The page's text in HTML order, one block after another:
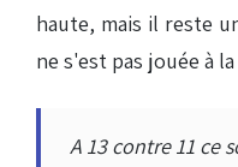
haute, mais il reste
ne s'est pas jouée à
A 13 contre 11 ce